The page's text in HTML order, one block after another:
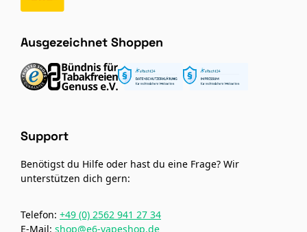
Ausgezeichnet Shoppen
Support
Benötigst du Hilfe oder hast du eine Frage? Wir
unterstützen dich gern:
Telefon: +49 (0) 2562 941 27 34
E-Mail: shop@e6-vapeshop.de